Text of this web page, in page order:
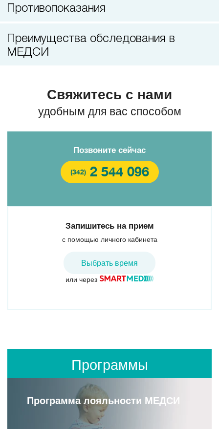
Противопоказания
Преимущества обследования в
МЕДСИ
Свяжитесь с нами
удобным для вас способом
Позвоните сейчас
(342) 2 544 096
Запишитесь на прием
с помощью личного кабинета
Выбрать время
или через
Программы
Программа лояльности МЕДСИ